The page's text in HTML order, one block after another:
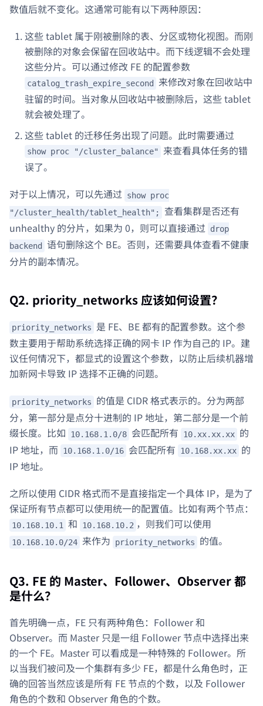
数值后就不变化。这通常可能有以下两种原因：
这些 tablet 属于刚被删除的表、分区或物化视图。而刚
被删除的对象会保留在回收站中。而下线逻辑不会处理
这些分片。可以通过修改 FE 的配置参数
catalog_trash_expire_second 来修改对象在回收站中
驻留的时间。当对象从回收站中被删除后，这些 tablet
就会被处理了。
这些 tablet 的迁移任务出现了问题。此时需要通过
show proc "/cluster_balance"
来查看具体任务的错
误了。
对于以上情况，可以先通过 show proc
"/cluster_health/tablet_health";
查看集群是否还有
unhealthy 的分片，如果为 0，则可以直接通过
drop
backend
语句删除这个 BE。否则，还需要具体查看不健康
分片的副本情况。
Q2. priority_networks 应该如何设置？
priority_networks
是 FE、BE 都有的配置参数。这个参
数主要用于帮助系统选择正确的网卡 IP 作为自己的 IP。建
议任何情况下，都显式的设置这个参数，以防止后续机器增
加新网卡导致 IP 选择不正确的问题。
priority_networks
的值是 CIDR 格式表示的。分为两部
分，第一部分是点分十进制的 IP 地址，第二部分是一个前
缀长度。比如
10.168.1.0/8 会匹配所有 10.xx.xx.xx 的
IP 地址，而
10.168.1.0/16 会匹配所有 10.168.xx.xx 的
IP 地址。
之所以使用 CIDR 格式而不是直接指定一个具体 IP，是为了
保证所有节点都可以使用统一的配置值。比如有两个节点：
10.168.10.1 和 10.168.10.2 ，则我们可以使用
10.168.10.0/24 来作为 priority_networks 的值。
Q3. FE 的 Master、Follower、Observer 都
是什么？
首先明确一点，FE 只有两种角色：Follower 和
Observer。而 Master 只是一组 Follower 节点中选择出来
的一个 FE。Master 可以看成是一种特殊的 Follower。所
以当我们被问及一个集群有多少 FE，都是什么角色时，正
确的回答当然应该是所有 FE 节点的个数，以及 Follower
角色的个数和 Observer 角色的个数。